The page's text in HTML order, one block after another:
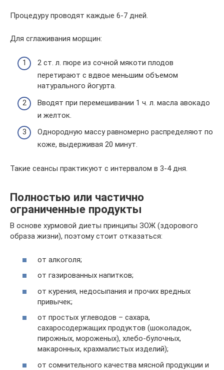
Процедуру проводят каждые 6-7 дней.
Для сглаживания морщин:
2 ст. л. пюре из сочной мякоти плодов
перетирают с вдвое меньшим объемом
натурального йогурта.
Вводят при перемешивании 1 ч. л. масла авокадо
и желток.
Однородную массу равномерно распределяют по
коже, выдерживая 20 минут.
Такие сеансы практикуют с интервалом в 3-4 дня.
Полностью или частично
ограниченные продукты
В основе хурмовой диеты принципы ЗОЖ (здорового
образа жизни), поэтому стоит отказаться:
от алкоголя;
от газированных напитков;
от курения, недосыпания и прочих вредных
привычек;
от простых углеводов – сахара,
сахаросодержащих продуктов (шоколадок,
пирожных, мороженых), хлебо-булочных,
макаронных, крахмалистых изделий);
от сомнительного качества мясной продукции и